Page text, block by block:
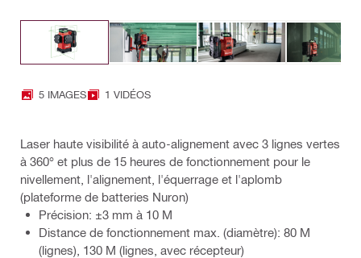
5 IMAGES 1 VIDÉOS
Laser haute visibilité à auto-alignement avec 3 lignes vertes
à 360° et plus de 15 heures de fonctionnement pour le
nivellement, l'alignement, l'équerrage et l'aplomb
(plateforme de batteries Nuron)
Précision: ±3 mm à 10 M
Distance de fonctionnement max. (diamètre): 80 M
(lignes), 130 M (lignes, avec récepteur)